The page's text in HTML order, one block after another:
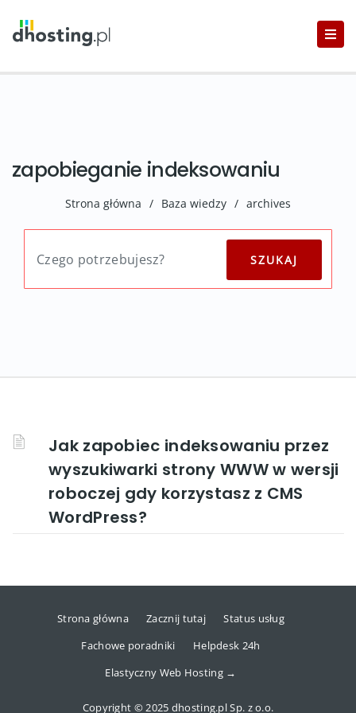
zapobieganie indeksowaniu
Strona główna / Baza wiedzy / archives
Jak zapobiec indeksowaniu przez
wyszukiwarki strony WWW w wersji
roboczej gdy korzystasz z CMS
WordPress?
Strona główna Zacznij tutaj
Status usług
Fachowe poradniki
Helpdesk 24h
Elastyczny Web Hosting →
Copyright © 2025 dhosting.pl Sp. z o.o.